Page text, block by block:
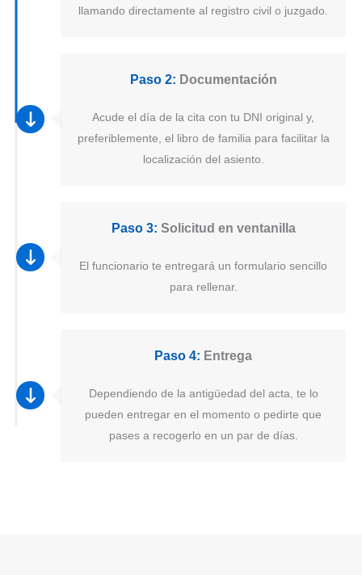
llamando directamente al registro civil o juzgado.
Paso 2: Documentación
Acude el día de la cita con tu DNI original y,
preferiblemente, el libro de familia para facilitar la
localización del asiento.
Paso 3: Solicitud en ventanilla
El funcionario te entregará un formulario sencillo
para rellenar.
Paso 4: Entrega
Dependiendo de la antigüedad del acta, te lo
pueden entregar en el momento o pedirte que
pases a recogerlo en un par de días.